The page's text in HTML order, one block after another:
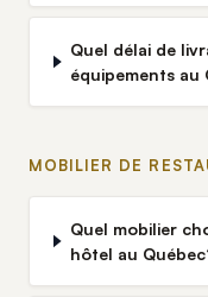
Quel délai de
équipements au
MOBILIER DE
Quel mobilier
hôtel au